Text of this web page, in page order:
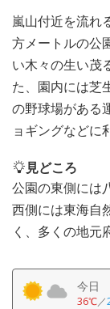
嵐山付近を流れ
方メートルの公
い木々の生い茂
た、園内には芝
の野球場がある
ョギングなどに
見どころ
公園の東側には
西側には東海自
く、多くの地元
今日
36℃／